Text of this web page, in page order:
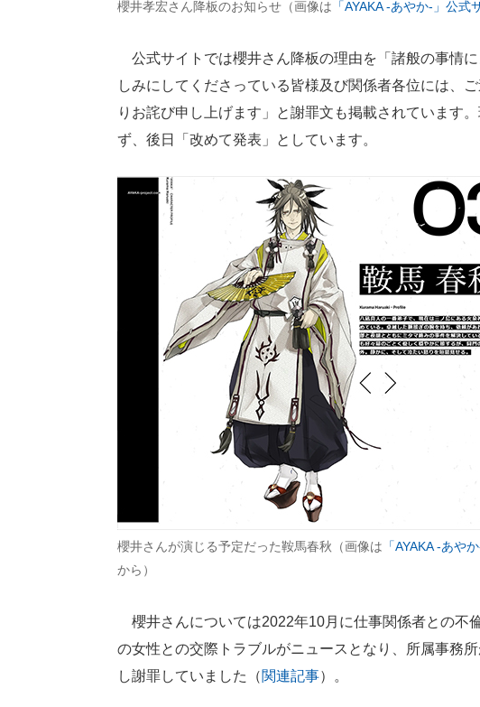
櫻井孝宏さん降板のお知らせ（画像は 「AYAKA ‐あやか‐」公式
公式サイトでは櫻井さん降板の理由を「諸般の事情
しみにしてくださっている皆様及び関係者各位には、
りお詫び申し上げます」と謝罪文も掲載されています
ず、後日「改めて発表」としています。
櫻井さんが演じる予定だった鞍馬春秋（画像は 「AYAKA ‐あや
から）
櫻井さんについては2022年10月に仕事関係者との不
の女性との交際トラブルがニュースとなり、所属事務
し謝罪していました（関連記事）。